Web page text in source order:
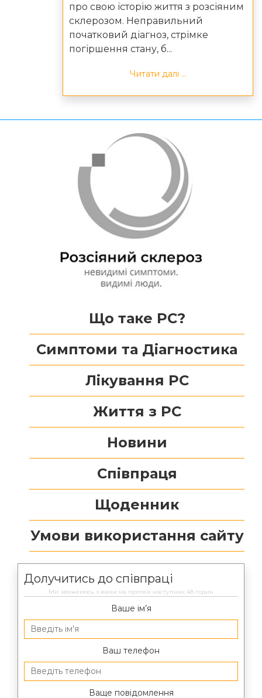
про свою історію життя з розсіяним
склерозом. Неправильний
початковий діагноз, стрімке
погіршення стану, б...
Читати далі ...
Що таке РС?
Симптоми та Діагностика
Лікування РС
Життя з РС
Новини
Співпраця
Щоденник
Умови використання сайту
Долучитись до співпраці
Ми звяжемось з вами на протязі наступних 48 годин
Ваше ім’я
Ваш телефон
Ваще повідомлення